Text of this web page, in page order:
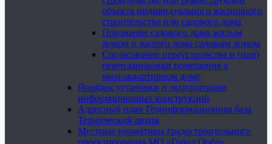
объекта индивидуального жилищного
строительства или садового дома
Признание садового дома жилым
домом и жилого дома садовым домом
Согласование переустройства и (или)
перепланировки помещения в
многоквартирном доме
Порядок установки и эксплуатации
информационных конструкций
Адресный план Геоинформационная база
Технический архив
Местные нормативы градостроительного
проектирования МО «Город Орёл»